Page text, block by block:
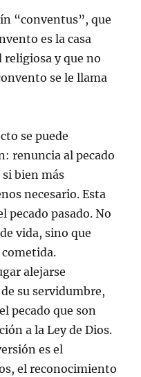
“conventus”, que
es la casa
religiosa y que no
se le llama
se puede
renuncia al pecado
bien más
necesario. Esta
pecado pasado. No
vida, sino que
alejarse
su servidumbre,
pecado que son
a la Ley de Dios.
es el
el reconocimiento